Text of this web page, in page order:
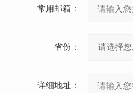
常用邮箱：
省份：
详细地址：